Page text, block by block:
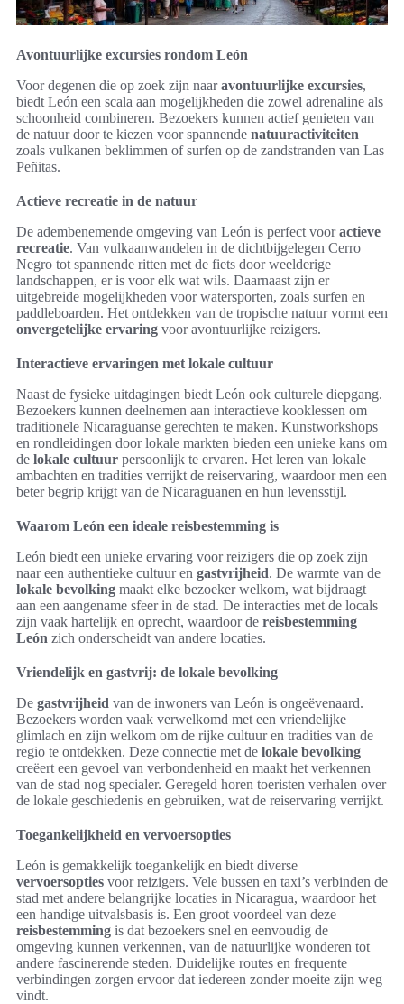
Avontuurlijke excursies rondom León
Voor degenen die op zoek zijn naaravontuurlijke excursies,
biedt León een scala aan mogelijkheden die zowel adrenaline als
schoonheid combineren. Bezoekers kunnen actief genieten van
de natuur door te kiezen voor spannende natuuractiviteiten
zoals vulkanen beklimmen of surfen op de zandstranden van Las
Peñitas.
Actieve recreatie in de natuur
De adembenemende omgeving van León is perfect vooractieve
recreatie. Van vulkaanwandelen in de dichtbijgelegen Cerro
Negro tot spannende ritten met de fiets door weelderige
landschappen, er is voor elk wat wils. Daarnaast zijn er
uitgebreide mogelijkheden voor watersporten, zoals surfen en
paddleboarden. Het ontdekken van de tropische natuur vormt een
onvergetelijke ervaring voor avontuurlijke reizigers.
Interactieve ervaringen met lokale cultuur
Naast de fysieke uitdagingen biedt León ook culturele diepgang.
Bezoekers kunnen deelnemen aan interactieve kooklessen om
traditionele Nicaraguanse gerechten te maken. Kunstworkshops
en rondleidingen door lokale markten bieden een unieke kans om
de lokale cultuur persoonlijk te ervaren. Het leren van lokale
ambachten en tradities verrijkt de reiservaring, waardoor men een
beter begrip krijgt van de Nicaraguanen en hun levensstijl.
Waarom León een ideale reisbestemming is
León biedt een unieke ervaring voor reizigers die op zoek zijn
naar een authentieke cultuur en gastvrijheid. De warmte van de
lokale bevolking maakt elke bezoeker welkom, wat bijdraagt
aan een aangename sfeer in de stad. De interacties met de locals
zijn vaak hartelijk en oprecht, waardoor de reisbestemming
León zich onderscheidt van andere locaties.
Vriendelijk en gastvrij: de lokale bevolking
De gastvrijheid van de inwoners van León is ongeëvenaard.
Bezoekers worden vaak verwelkomd met een vriendelijke
glimlach en zijn welkom om de rijke cultuur en tradities van de
regio te ontdekken. Deze connectie met de lokale bevolking
creëert een gevoel van verbondenheid en maakt het verkennen
van de stad nog specialer. Geregeld horen toeristen verhalen over
de lokale geschiedenis en gebruiken, wat de reiservaring verrijkt.
Toegankelijkheid en vervoersopties
León is gemakkelijk toegankelijk en biedt diverse
vervoersopties voor reizigers. Vele bussen en taxi’s verbinden de
stad met andere belangrijke locaties in Nicaragua, waardoor het
een handige uitvalsbasis is. Een groot voordeel van deze
reisbestemming is dat bezoekers snel en eenvoudig de
omgeving kunnen verkennen, van de natuurlijke wonderen tot
andere fascinerende steden. Duidelijke routes en frequente
verbindingen zorgen ervoor dat iedereen zonder moeite zijn weg
vindt.